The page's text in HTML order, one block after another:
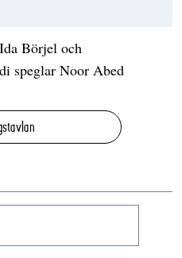
Börjel och
speglar Noor Abed